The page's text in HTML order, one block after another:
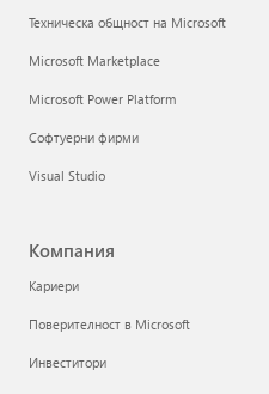
Техническа общност на Microsoft
Microsoft Marketplace
Microsoft Power Platform
Софтуерни фирми
Visual Studio
Компания
Кариери
Поверителност в Microsoft
Инвеститори